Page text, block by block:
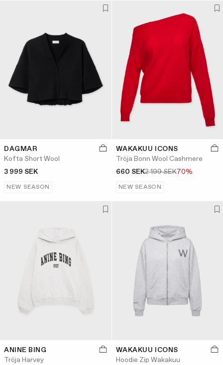
DAGMAR
Kofta Short Wool
3 999 SEK
NEW SEASON
WAKAKUU ICONS
Tröja Bonn Wool Cashmere
660 SEK2 199 SEK70%
NEW SEASON
ANINE BING
Tröja Harvey
WAKAKUU ICONS
Hoodie Zip Wakakuu